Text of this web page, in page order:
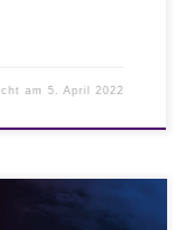
am5. April 2022